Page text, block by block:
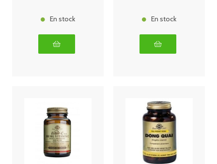
En stock En stock